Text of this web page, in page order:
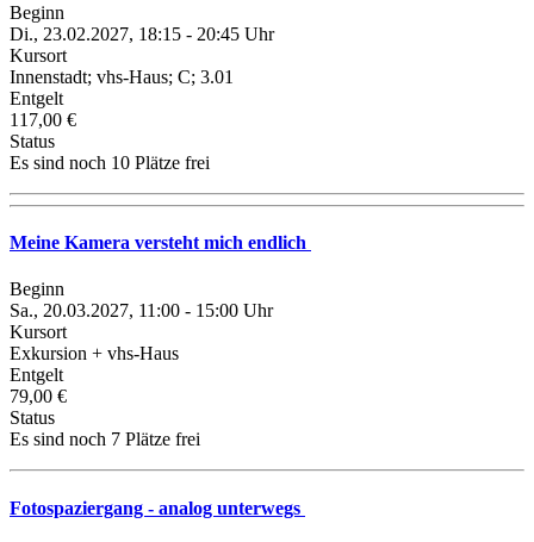
Beginn
Di., 23.02.2027, 18:15 - 20:45 Uhr
Kursort
Innenstadt; vhs-Haus; C; 3.01
Entgelt
117,00 €
Status
Es sind noch 10 Plätze frei
Meine Kamera versteht mich endlich
Beginn
Sa., 20.03.2027, 11:00 - 15:00 Uhr
Kursort
Exkursion + vhs-Haus
Entgelt
79,00 €
Status
Es sind noch 7 Plätze frei
Fotospaziergang - analog unterwegs